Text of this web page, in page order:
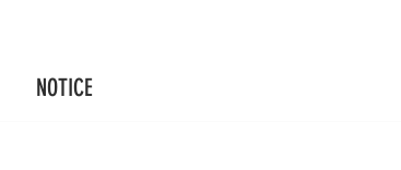
NOTICE